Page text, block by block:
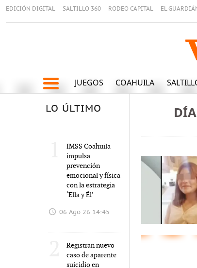
EDICIÓN DIGITAL SALTILLO 360 RODEO CAPITAL EL
JUEGOS COAHUILA
LO ÚLTIMO
IMSS Coahuila
impulsa
prevención
emocional y física
con la estrategia
‘Ella y Él’
06 Ago 26 14:45
Registran nuevo
caso de aparente
suicidio en